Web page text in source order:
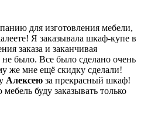
для изготовления мебели,
Я заказывала шкаф-купе в
заказа и заканчивая
было. Все было сделано очень
же мне ещё скидку сделали!
Алексею за прекрасный шкаф!
буду заказывать только